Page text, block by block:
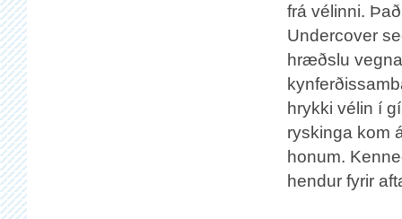
frá vélinni.
Undercover
hræðslu
hrykki vélin í
ryskinga kom
honum.
hendur fyrir